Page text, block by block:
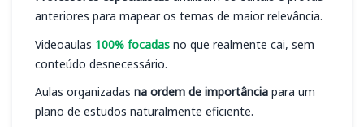
anteriores para mapear os temas de maior relevância.
Videoaulas 100% focadas no que realmente cai, sem
conteúdo desnecessário.
Aulas organizadas na ordem de importância para um
plano de estudos naturalmente eficiente.